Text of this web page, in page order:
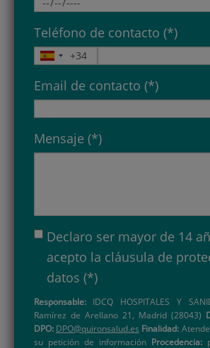
Teléfono de contacto (*)
Email de contacto (*)
Mensaje (*)
Declaro ser mayor de 14
acepto la cláusula de
datos (*)
Responsable:IDCQ HOSPITALES Y
Ramírez de Arellano 21, Madrid (28043)
DPO: DPO@quironsalud.es Finalidad:
su petición de información Procedencia: